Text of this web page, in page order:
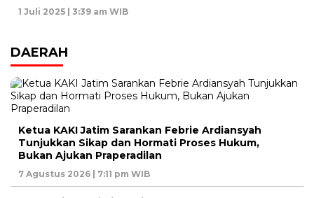
1 Juli 2025 | 3:39 am WIB
DAERAH
Ketua KAKI Jatim Sarankan Febrie Ardiansyah
Tunjukkan Sikap dan Hormati Proses Hukum,
Bukan Ajukan Praperadilan
7 Agustus 2026 | 7:11 pm WIB